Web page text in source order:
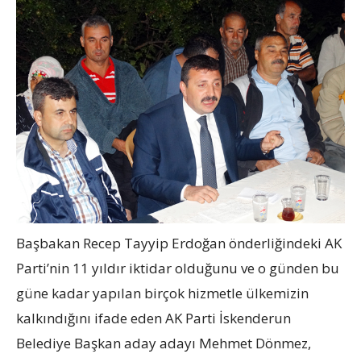
Başbakan Recep Tayyip Erdoğan önderliğindeki AK
Parti’nin 11 yıldır iktidar olduğunu ve o günden bu
güne kadar yapılan birçok hizmetle ülkemizin
kalkındığını ifade eden AK Parti İskenderun
Belediye Başkan aday adayı Mehmet Dönmez,